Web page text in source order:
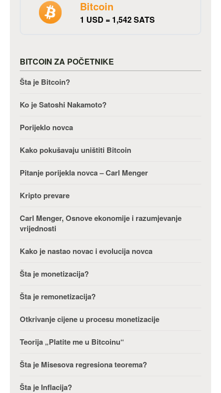
Bitcoin
1 USD = 1,542 SATS
BITCOIN ZA POČETNIKE
Šta je Bitcoin?
Ko je Satoshi Nakamoto?
Porijeklo novca
Kako pokušavaju uništiti Bitcoin
Pitanje porijekla novca – Carl Menger
Kripto prevare
Carl Menger, Osnove ekonomije i razumjevanje
vrijednosti
Kako je nastao novac i evolucija novca
Šta je monetizacija?
Šta je remonetizacija?
Otkrivanje cijene u procesu monetizacije
Teorija „Platite me u Bitcoinu“
Šta je Misesova regresiona teorema?
Šta je Inflacija?